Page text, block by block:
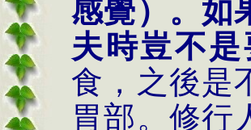
感覺）。如
夫時豈不
食，之後是
胃部。修行